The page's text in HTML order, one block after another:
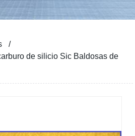
de silicio Sic Baldosas de